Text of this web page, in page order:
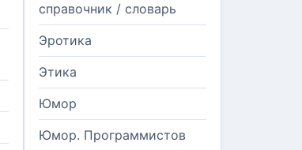
справочник / словарь
Эротика
Этика
Юмор
Юмор. Программистов